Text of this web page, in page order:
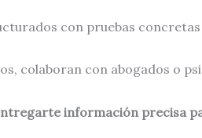
con pruebas
colaboran con abogados o
información precisa